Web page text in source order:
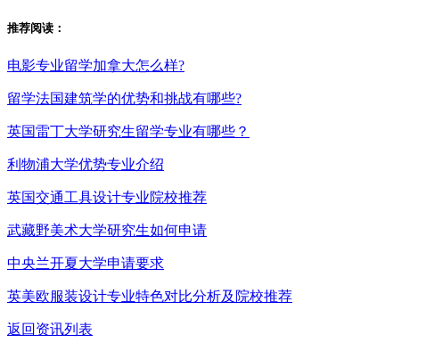
推荐阅读：
电影专业留学加拿大怎么样?
留学法国建筑学的优势和挑战有哪些?
英国雷丁大学研究生留学专业有哪些？
利物浦大学优势专业介绍
英国交通工具设计专业院校推荐
武藏野美术大学研究生如何申请
中央兰开夏大学申请要求
英美欧服装设计专业特色对比分析及院校推荐
返回资讯列表